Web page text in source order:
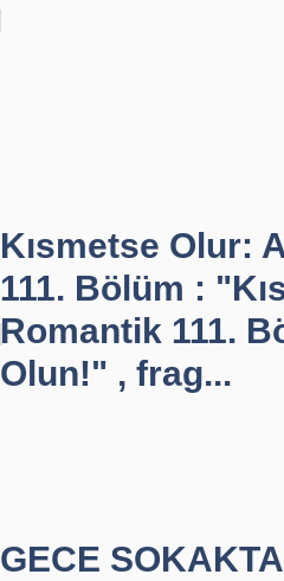
Kısmetse Olur:
111. Bölüm :
Romantik 111.
Olun!" , frag...
GECE